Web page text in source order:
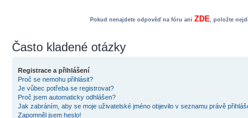
Pokud nenajdete odpověď na fóru ani ZDE, položte
Často kladené otázky
Registrace a přihlášení
Proč se nemohu přihlásit?
Je vůbec potřeba se registrovat?
Proč jsem automaticky odhlášen?
Jak zabráním, aby se moje uživatelské jméno objevilo v seznamu právě
Zapomněl jsem heslo!